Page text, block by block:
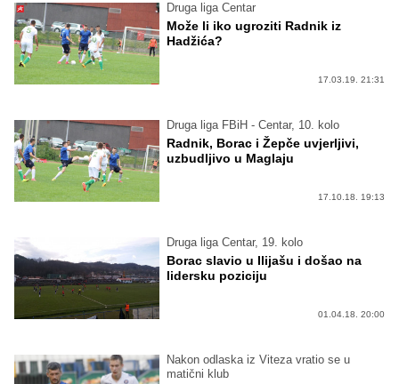
Druga liga Centar
Može li iko ugroziti Radnik iz
Hadžića?
17.03.19. 21:31
Druga liga FBiH - Centar, 10. kolo
Radnik, Borac i Žepče uvjerljivi,
uzbudljivo u Maglaju
17.10.18. 19:13
Druga liga Centar, 19. kolo
Borac slavio u Ilijašu i došao na
lidersku poziciju
01.04.18. 20:00
Nakon odlaska iz Viteza vratio se u
matični klub